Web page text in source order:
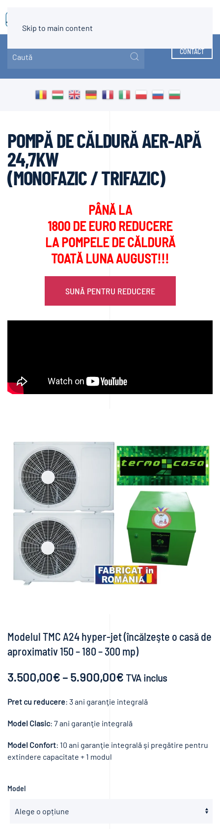
Skip to main content
CONTACT
POMPĂ DE CĂLDURĂ AER-APĂ
24,7KW
(MONOFAZIC / TRIFAZIC)
SUNĂ PENTRU REDUCERE
Modelul TMC A24 hyper-jet (încălzeşte o casă de
aproximativ 150 – 180 – 300 mp)
3.500,00€ – 5.900,00€Interval
3.500,00€
până
TVA inclus
Pret cu reducere: 3 ani garanţie integrală
Model Clasic: 7 ani garanţie integrală
Model Confort: 10 ani garanţie integrală şi pregătire pentru
extindere capacitate + 1 modul
Model